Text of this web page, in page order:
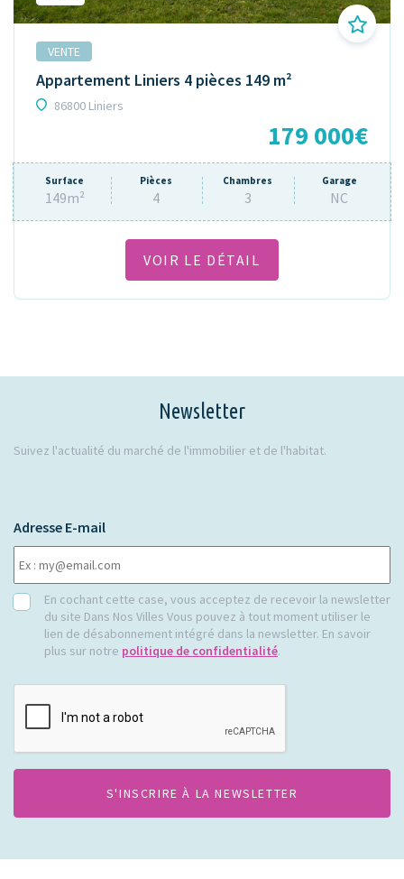
VENTE
Appartement Liniers 4 pièces 149 m²
86800 Liniers
179 000€
Surface
149m²
Pièces
4
Chambres
3
Garage
NC
VOIR LE DÉTAIL
Newsletter
Suivez l'actualité du marché de l'immobilier et de l'habitat.
Adresse E-mail
RGPDEn cochant cette case, vous acceptez de recevoir la newsletter
du site Dans Nos Villes Vous pouvez à tout moment utiliser le
lien de désabonnement intégré dans la newsletter. En savoir
plus sur notre politique de confidentialité.
CAPTCHA